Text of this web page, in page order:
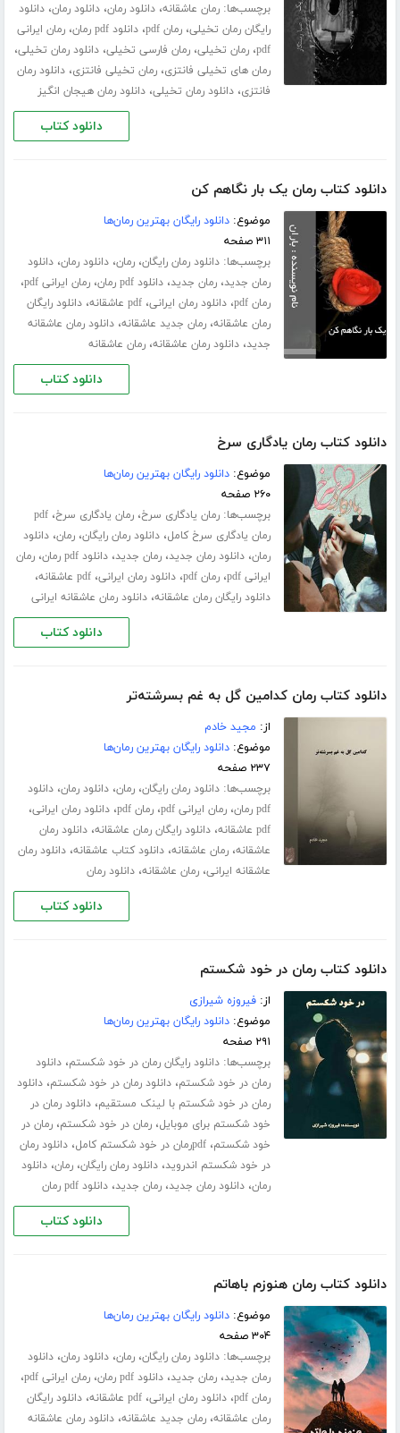
برچسب‌ها:رمان عاشقانه،دانلود رمان،دانلود رمان،دانلود
رایگان رمان تخیلی،رمان pdf ،دانلود pdf رمان ،رمان ایرانی
pdf،رمان تخیلی،رمان فارسی تخیلی،دانلود رمان تخیلی،
رمان های تخیلی فانتزی،رمان تخیلی فانتزی،دانلود رمان
فانتزی،دانلود رمان تخیلی،دانلود رمان هیجان انگیز
دانلود کتاب
دانلود کتاب رمان یک بار نگاهم کن
موضوع:دانلود رایگان بهترین رمان‌ها
۳۱۱ صفحه
برچسب‌ها:دانلود رمان رایگان،رمان،دانلود رمان،دانلود
رمان جدید،رمان جدید،دانلود pdf رمان ،رمان ایرانی pdf ،
رمان pdf ،دانلود رمان ایرانی،pdf عاشقانه ،دانلود رایگان
رمان عاشقانه،رمان جدید عاشقانه،دانلود رمان عاشقانه
جدید،دانلود رمان عاشقانه،رمان عاشقانه
دانلود کتاب
دانلود کتاب رمان یادگاری سرخ
موضوع:دانلود رایگان بهترین رمان‌ها
۲۶۰ صفحه
برچسب‌ها:رمان یادگاری سرخ،رمان یادگاری سرخ،pdf
رمان یادگاری سرخ کامل،دانلود رمان رایگان،رمان،دانلود
رمان،دانلود رمان جدید،رمان جدید،دانلود pdf رمان ،رمان
ایرانی pdf
،رمان pdf ،دانلود رمان ایرانی،pdf عاشقانه ،
دانلود رایگان رمان عاشقانه،دانلود رمان عاشقانه ایرانی
دانلود کتاب
دانلود کتاب رمان کدامین گل به غم بسرشته‌تر
از: مجید خادم
موضوع:دانلود رایگان بهترین رمان‌ها
۲۳۷ صفحه
برچسب‌ها:دانلود رمان رایگان،رمان،دانلود رمان،دانلود
pdf رمان
،رمان ایرانی pdf ،رمان pdf ،دانلود رمان ایرانی،
pdf عاشقانه ،دانلود رایگان رمان عاشقانه،دانلود رمان
عاشقانه،رمان عاشقانه،دانلود کتاب عاشقانه،دانلود رمان
عاشقانه ایرانی،رمان عاشقانه،دانلود رمان
دانلود کتاب
دانلود کتاب رمان در خود شکستم
از:فیروزه شیرازی
موضوع:دانلود رایگان بهترین رمان‌ها
۲۹۱ صفحه
برچسب‌ها:دانلود رایگان رمان در خود شکستم،دانلود
رمان در خود شکستم،دانلود رمان در خود شکستم،دانلود
رمان در خود شکستم با لینک مستقیم،دانلود رمان در
خود شکستم برای موبایل،رمان در خود شکستم،رمان در
خود شکستم،pdfرمان در خود شکستم کامل ،دانلود رمان
در خود شکستم اندروید،دانلود رمان رایگان،رمان،دانلود
رمان،دانلود رمان جدید،رمان جدید،دانلود pdf رمان
دانلود کتاب
دانلود کتاب رمان هنوزم باهاتم
موضوع:دانلود رایگان بهترین رمان‌ها
۳۰۴ صفحه
برچسب‌ها:دانلود رمان رایگان،رمان،دانلود رمان،دانلود
رمان جدید،رمان جدید،دانلود pdf رمان ،رمان ایرانی pdf ،
رمان pdf ،دانلود رمان ایرانی،pdf عاشقانه ،دانلود رایگان
رمان عاشقانه،رمان جدید عاشقانه،دانلود رمان عاشقانه